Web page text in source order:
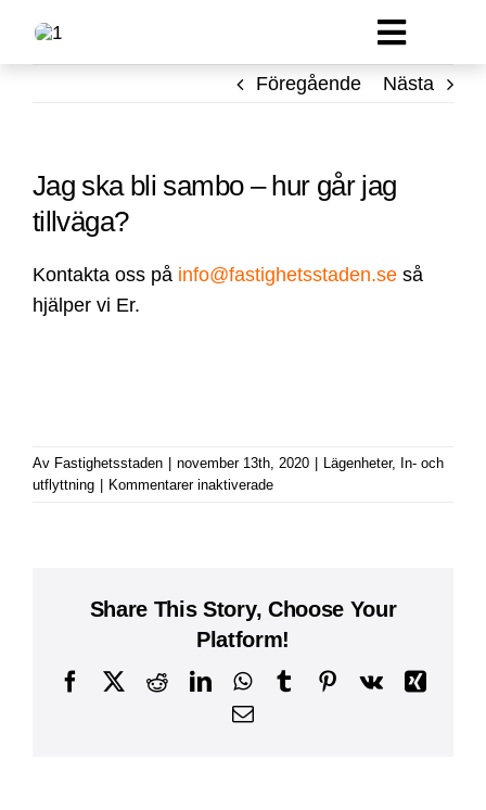
Toggle
Parkering
Om oss
Kontakt
Föregående Nästa
Jag ska bli sambo – hur går jag
tillväga?
Kontakta oss på info@fastighetsstaden.se så
hjälper vi Er.
Av Fastighetsstaden | november 13th, 2020 | Lägenheter, In- och
utflyttning | Kommentarer inaktiveradeför
hur
går
tillväga?
Share This Story, Choose Your
Platform!
FacebookRedditLinkedInWhatsApp
TumblrPinterest
Vk
Xing
E-